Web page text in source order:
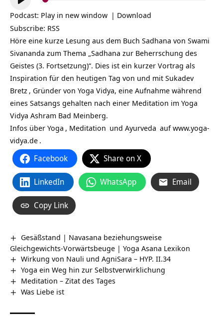
Player
Podcast: Play in new window | Download
Subscribe: RSS
Höre eine kurze Lesung aus dem Buch Sadhana von Swami
Sivananda zum Thema „Sadhana zur Beherrschung des
Geistes (3. Fortsetzung)“. Dies ist ein kurzer Vortrag als
Inspiration für den heutigen Tag von und mit Sukadev
Bretz , Gründer von Yoga Vidya, eine Aufnahme während
eines Satsangs gehalten nach einer Meditation im Yoga
Vidya Ashram Bad Meinberg.
Infos über Yoga , Meditation und Ayurveda aufwww.yoga-
vidya.de .
Facebook Share on X
LinkedIn WhatsApp Email
Copy Link
Gesäßstand | Navasana beziehungsweise
Gleichgewichts-Vorwärtsbeuge | Yoga Asana Lexikon
Wirkung von Nauli und AgniSara – HYP. II.34
Yoga ein Weg hin zur Selbstverwirklichung
Meditation – Zitat des Tages
Was Liebe ist